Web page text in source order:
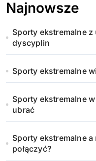
Najnowsze
Sporty ekstremalne
dyscyplin
Sporty ekstremalne
Sporty ekstremalne
ubrać
Sporty ekstremalne
połączyć?